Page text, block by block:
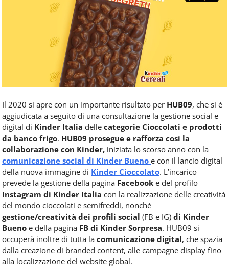
Horeca.
Il 2020 si apre con un importante risultato per HUB09, che si è
aggiudicata a seguito di una consultazione la gestione social e
digital di Kinder Italia delle categorie Cioccolati e prodotti
da banco frigo. HUB09 prosegue e rafforza così la
collaborazione con Kinder, iniziata lo scorso anno con la
comunicazione social di Kinder Bueno e con il lancio digital
della nuova immagine di Kinder Cioccolato. L’incarico
prevede la gestione della pagina Facebook e del profilo
Instagram di Kinder Italia con la realizzazione delle creatività
del mondo cioccolati e semifreddi, nonché
gestione/creatività dei profili social (FB e IG) di Kinder
Bueno e della pagina FB di Kinder Sorpresa. HUB09 si
occuperà inoltre di tutta la comunicazione digital, che spazia
dalla creazione di branded content, alle campagne display fino
alla localizzazione del website global.